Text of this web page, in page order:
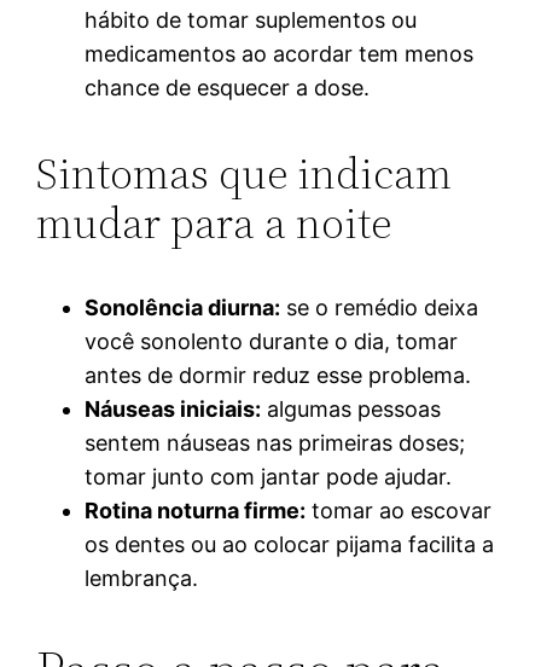
hábito de tomar suplementos ou
medicamentos ao acordar tem menos
chance de esquecer a dose.
Sintomas que indicam
mudar para a noite
Sonolência diurna: se o remédio deixa
você sonolento durante o dia, tomar
antes de dormir reduz esse problema.
Náuseas iniciais: algumas pessoas
sentem náuseas nas primeiras doses;
tomar junto com jantar pode ajudar.
Rotina noturna firme: tomar ao escovar
os dentes ou ao colocar pijama facilita a
lembrança.